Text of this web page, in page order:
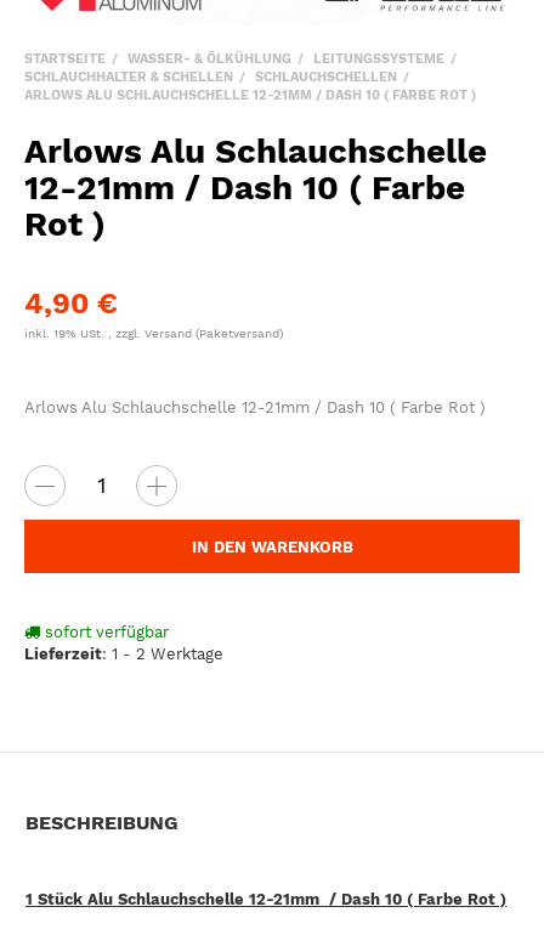
STARTSEITE WASSER- & ÖLKÜHLUNG
LEITUNGSSYSTEME
SCHLAUCHHALTER & SCHELLEN
SCHLAUCHSCHELLEN
ARLOWS ALU SCHLAUCHSCHELLE 12-21MM / DASH 10 ( FARBE ROT )
Arlows Alu Schlauchschelle
12-21mm / Dash 10 ( Farbe
Rot )
4,90 €
inkl. 19% USt. , zzgl. Versand (Paketversand)
Arlows Alu Schlauchschelle 12-21mm / Dash 10 ( Farbe Rot )
IN DEN WARENKORB
sofort verfügbar
Lieferzeit: 1 - 2 Werktage
BESCHREIBUNG
1 Stück Alu Schlauchschelle 12-21mm / Dash 10 ( Farbe Rot )